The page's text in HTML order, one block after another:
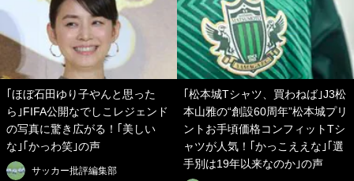
｢ほぼ石田ゆり子やんと思った
ら｣FIFA公開なでしこレジェンド
の写真に驚き広がる！｢美しい
な｣｢かっわ笑｣の声
サッカー批評編集部
｢松本城Tシャツ、買わねば｣J3松
本山雅の“創設60周年”松本城プリ
ントお手頃価格コンフィットTシ
ャツが人気！｢かっこええな｣｢選
手別は19年以来なのか｣の声